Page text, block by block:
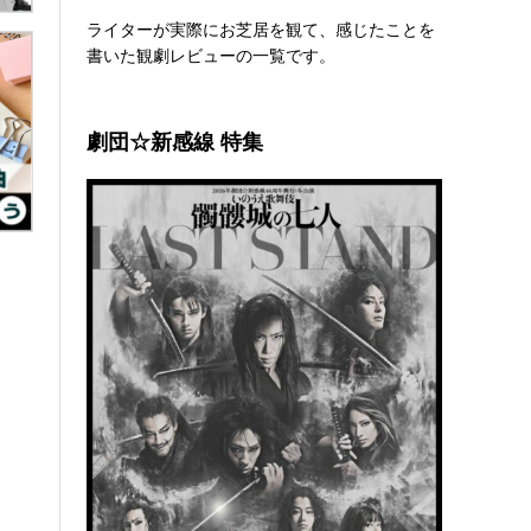
ライターが実際にお芝居を観て、感じたことを
書いた観劇レビューの一覧です。
劇団☆新感線 特集